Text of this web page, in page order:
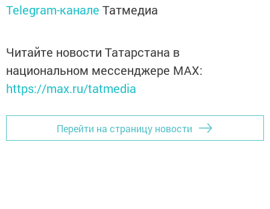
Telegram-канале Татмедиа
Читайте новости Татарстана в
национальном мессенджере MАХ:
https://max.ru/tatmedia
Перейти на страницу новости